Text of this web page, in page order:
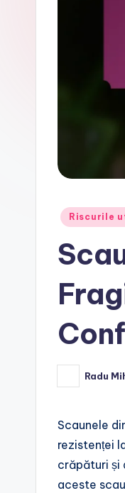
Posted
Riscurile
Posted
by
Radu
Scaunele
rezistenței
crăpături și
aceste